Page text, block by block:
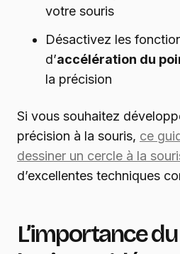
votre souris
Désactivez les
d’accélération du
la précision
Si vous souhaitez
précision à la souris, ce
dessiner un cercle à la
d’excellentes techniques
L’importance